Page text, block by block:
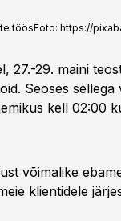
töösFoto: https://
27.-29. maini
Seoses
kell 02:00
võimalike
klientidele